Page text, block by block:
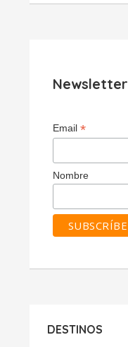
Newsletter
Email *
Nombre
DESTINOS